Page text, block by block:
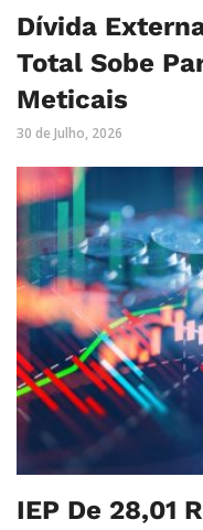
Dívida
Total Sobe
Meticais
30 de Julho, 2026
IEP De 28,01